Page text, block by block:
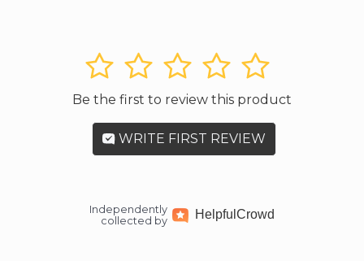
5
4
3
2
1
Be the first to review this product
WRITE FIRST REVIEW
Independently
collected by
HelpfulCrowd